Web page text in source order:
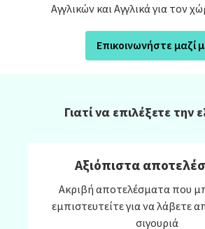
Αγγλικών και Αγγλικά για τον
Επικοινωνήστε μαζί
Γιατί να επιλέξετε την
Αξιόπιστα
Ακριβή αποτελέσματα που
εμπιστευτείτε για να λάβετε
σιγουριά